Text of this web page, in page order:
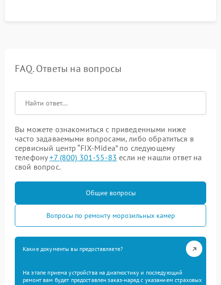
FAQ. Ответы на вопросы
Вы можете ознакомиться с приведенными ниже
часто задаваемыми вопросами, либо обратиться в
сервисный центр “FIX-Midea” по следующему
телефону+7 (800) 301-55-83 если не нашли ответ на
свой вопрос.
Общие вопросы
Вопросы по ремонту морозильных камер
Какие документы вы предоставляете?
На этапе приема устройства на диагностику и последующий
ремонт вам будет предоставлен заказ-наряд с указанием страховых